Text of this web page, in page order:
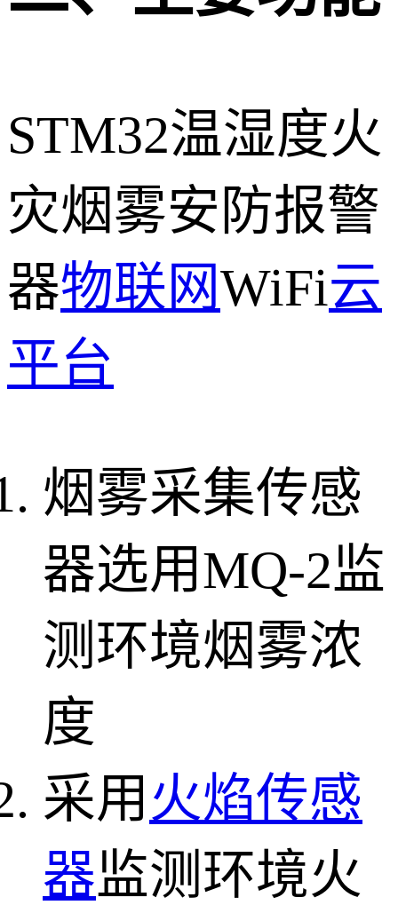
STM32温湿度火
灾烟雾安防报警
器物联网WiFi云
平台
烟雾采集传感
器选用MQ-2监
测环境烟雾浓
度
采用 火焰传感
器监测环境火